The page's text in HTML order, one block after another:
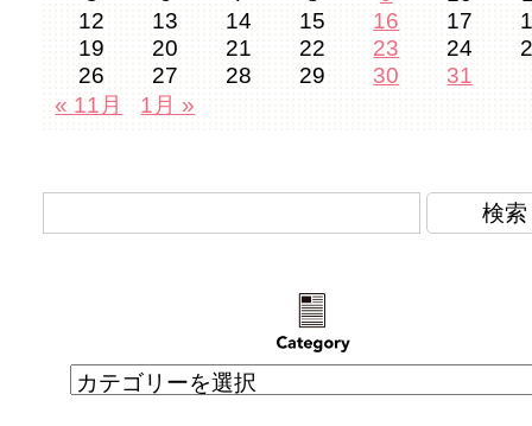
12
13 14 15 16 17
19
20 21 22 23 24
26
27 28 29 30
31
« 11月
1月 »